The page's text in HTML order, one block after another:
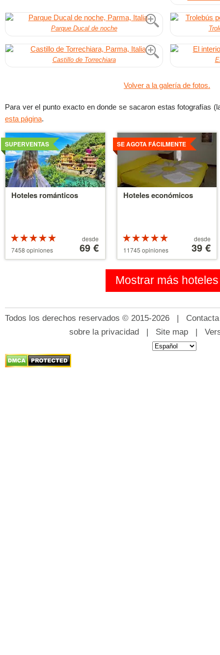
Parque Ducal de noche
Castillo de Torrechiara
Volver a la galería de fotos.
Para ver el punto exacto en donde se sacaron estas fotografías
esta página.
Hoteles románticos
SUPERVENTAS
Valoracion
sobre 5
7458 opiniones partir
39 €
desde
69 €
Ver
detalles
Hoteles económicos
SE AGOTA FÁCILMENTE
Valoracion
sobre 5
11745 opiniones partir
110 €
desde
39 €
Ver
detalles
Mostrar más hoteles
Todos los derechos reservados © 2015-2026 |
sobre la privacidad | Site map |